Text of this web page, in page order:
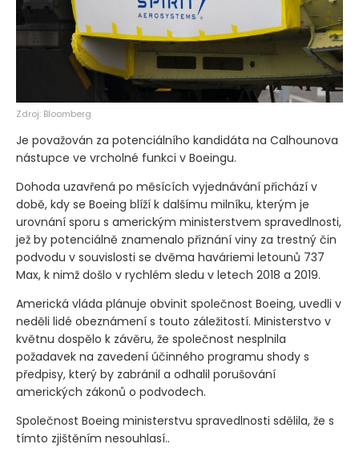
Zdroj: Bloomberg
Je považován za potenciálního kandidáta na Calhounova
nástupce ve vrcholné funkci v Boeingu.
Dohoda uzavřená po měsících vyjednávání přichází v
době, kdy se Boeing blíží k dalšímu milníku, kterým je
urovnání sporu s americkým ministerstvem spravedlnosti,
jež by potenciálně znamenalo přiznání viny za trestný čin
podvodu v souvislosti se dvěma haváriemi letounů 737
Max, k nimž došlo v rychlém sledu v letech 2018 a 2019.
Americká vláda plánuje obvinit společnost Boeing, uvedli v
neděli lidé obeznámení s touto záležitostí. Ministerstvo v
květnu dospělo k závěru, že společnost nesplnila
požadavek na zavedení účinného programu shody s
předpisy, který by zabránil a odhalil porušování
amerických zákonů o podvodech.
Společnost Boeing ministerstvu spravedlnosti sdělila, že s
tímto zjištěním nesouhlasí..